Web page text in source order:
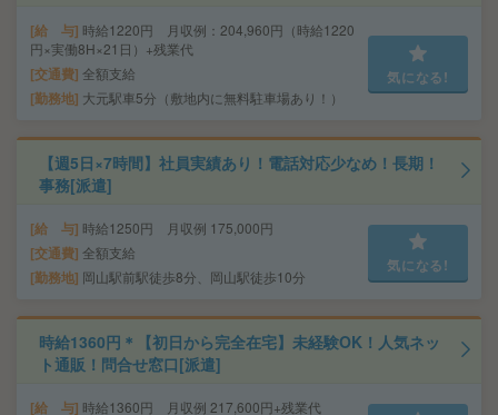
給 与 時給1220円 月収例：204,960円（時給1220
円×実働8H×21日）+残業代
交通費 全額支給
勤務地 大元駅車5分（敷地内に無料駐車場あり！）
気になる!
【週5日×7時間】社員実績あり！電話対応少なめ！長期！
事務[派遣]
給 与 時給1250円 月収例 175,000円
交通費 全額支給
勤務地 岡山駅前駅徒歩8分、岡山駅徒歩10分
気になる!
時給1360円＊【初日から完全在宅】未経験OK！人気ネッ
ト通販！問合せ窓口[派遣]
給 与 時給1360円 月収例 217,600円+残業代